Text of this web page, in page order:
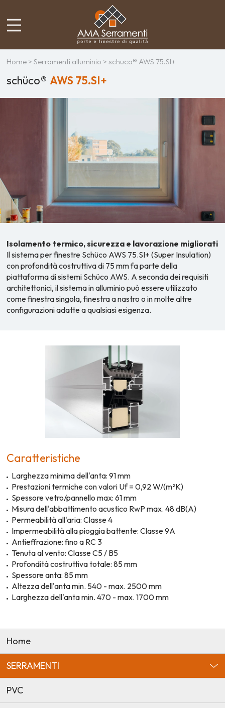
Home >Serramenti alluminio > schüco® AWS 75.SI+
schüco®AWS 75.SI+
Isolamento termico, sicurezza e lavorazione migliorati
Il sistema per finestre Schüco AWS 75.SI+ (Super Insulation)
con profondità costruttiva di 75 mm fa parte della
piattaforma di sistemi Schüco AWS. A seconda dei requisiti
architettonici, il sistema in alluminio può essere utilizzato
come finestra singola, finestra a nastro o in molte altre
configurazioni adatte a qualsiasi esigenza.
Caratteristiche
Larghezza minima dell'anta: 91 mm
Prestazioni termiche con valori Uf = 0,92 W/(m²K)
Spessore vetro/pannello max: 61 mm
Misura dell'abbattimento acustico RwP max. 48 dB(A)
Permeabilità all'aria: Classe 4
Impermeabilità alla pioggia battente: Classe 9A
Antieffrazione: fino a RC 3
Tenuta al vento: Classe C5 / B5
Profondità costruttiva totale: 85 mm
Spessore anta: 85 mm
Altezza dell'anta min. 540 - max. 2500 mm
Larghezza dell'anta min. 470 - max. 1700 mm
Home
SERRAMENTI
PVC